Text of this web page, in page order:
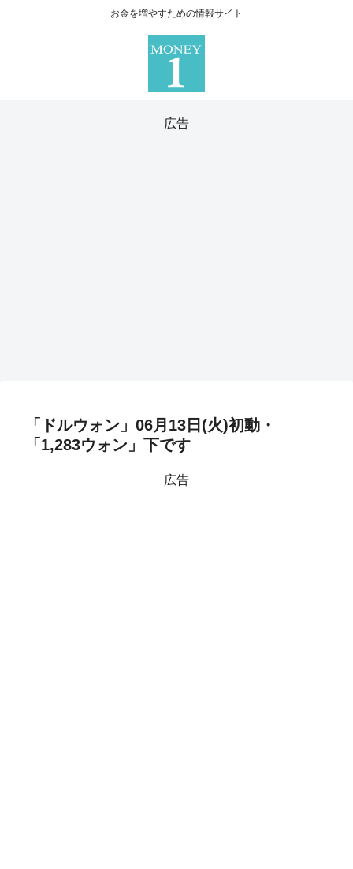
お金を増やすための情報サイト
広告
「ドルウォン」06月13日(火)初動・
「1,283ウォン」下です
広告